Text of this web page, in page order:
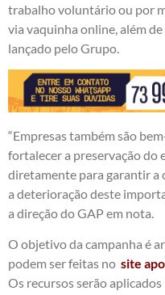
trabalho voluntário ou por
via vaquinha online, além
lançado pelo Grupo.
“Empresas também são
fortalecer a preservação do
diretamente para garantir a
a deterioração deste
a direção do GAP em nota.
O objetivo da campanha é
podem ser feitas no site
Os recursos serão